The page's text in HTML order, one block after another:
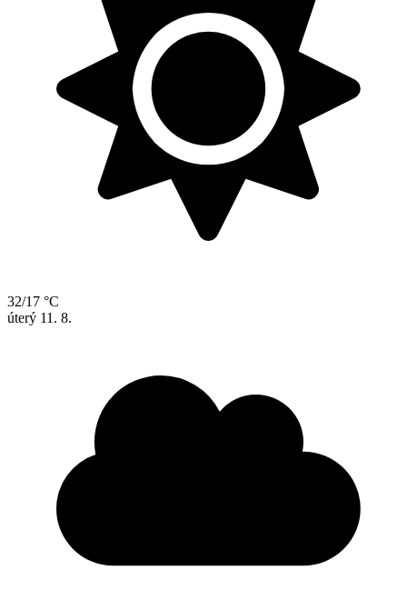
32/17 °C
úterý 11. 8.